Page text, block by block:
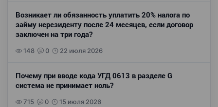
Возникает ли обязанность уплатить 20% налога по
займу нерезиденту после 24 месяцев, если договор
заключен на три года?
148 0 22 июля 2026
Почему при вводе кода УГД 0613 в разделе G
система не принимает ноль?
715 0 15 июля 2026